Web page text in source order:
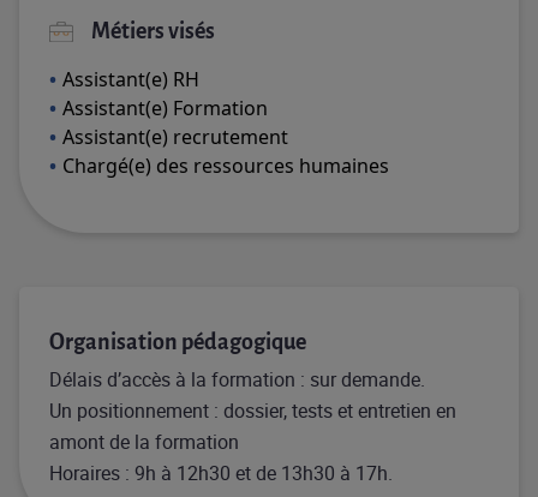
Métiers visés
Assistant(e) RH
Assistant(e) Formation
Assistant(e) recrutement
Chargé(e) des ressources humaines
Organisation pédagogique
Délais d’accès à la formation : sur demande.​​
​Un positionnement : dossier, tests et entretien en
amont de la formation​
Horaires : 9h à 12h30 et de 13h30 à 17h.​